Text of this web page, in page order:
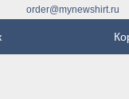
order@mynewshirt.ru